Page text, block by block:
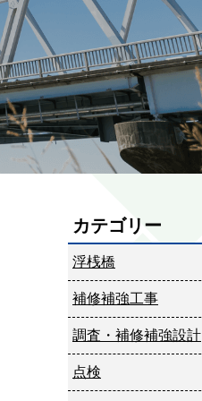
カテゴリー
浮桟橋
補修補強工事
調査・補修補強設計
点検